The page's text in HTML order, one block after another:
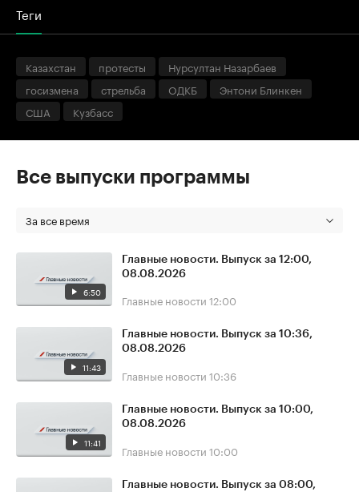
Теги
Казахстан протесты
Нурсултан Назарбаев
госизмена
стрельба ОДКБ
Энтони Блинкен
США
Кузбасс
Все выпуски программы
За все время
6:50
Главные новости. Выпуск за 12:00,
08.08.2026
Главные новости 12:00
11:43
Главные новости. Выпуск за 10:36,
08.08.2026
Главные новости 10:36
11:41
Главные новости. Выпуск за 10:00,
08.08.2026
Главные новости 10:00
Главные новости. Выпуск за 08:00,